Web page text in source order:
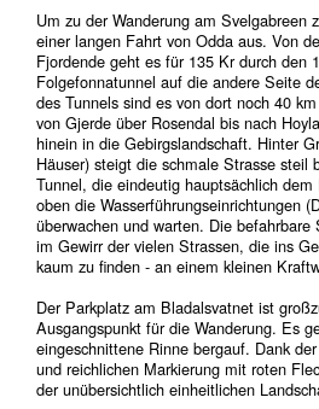
Um zu der Wanderung am Svelgabreen
einer langen Fahrt von Odda aus. Von
Fjordende geht es für 135 Kr durch den
Folgefonnatunnel auf die andere Seite
des Tunnels sind es von dort noch 40
von Gjerde über Rosendal bis nach
hinein in die Gebirgslandschaft. Hinter
Häuser) steigt die schmale Strasse steil
Tunnel, die eindeutig hauptsächlich
oben die Wasserführungseinrichtungen
überwachen und warten. Die
im Gewirr der vielen Strassen, die ins
kaum zu finden - an einem kleinen
Der Parkplatz am Bladalsvatnet ist
Ausgangspunkt für die Wanderung. Es
eingeschnittene Rinne bergauf. Dank
und reichlichen Markierung mit roten
der unübersichtlich einheitlichen